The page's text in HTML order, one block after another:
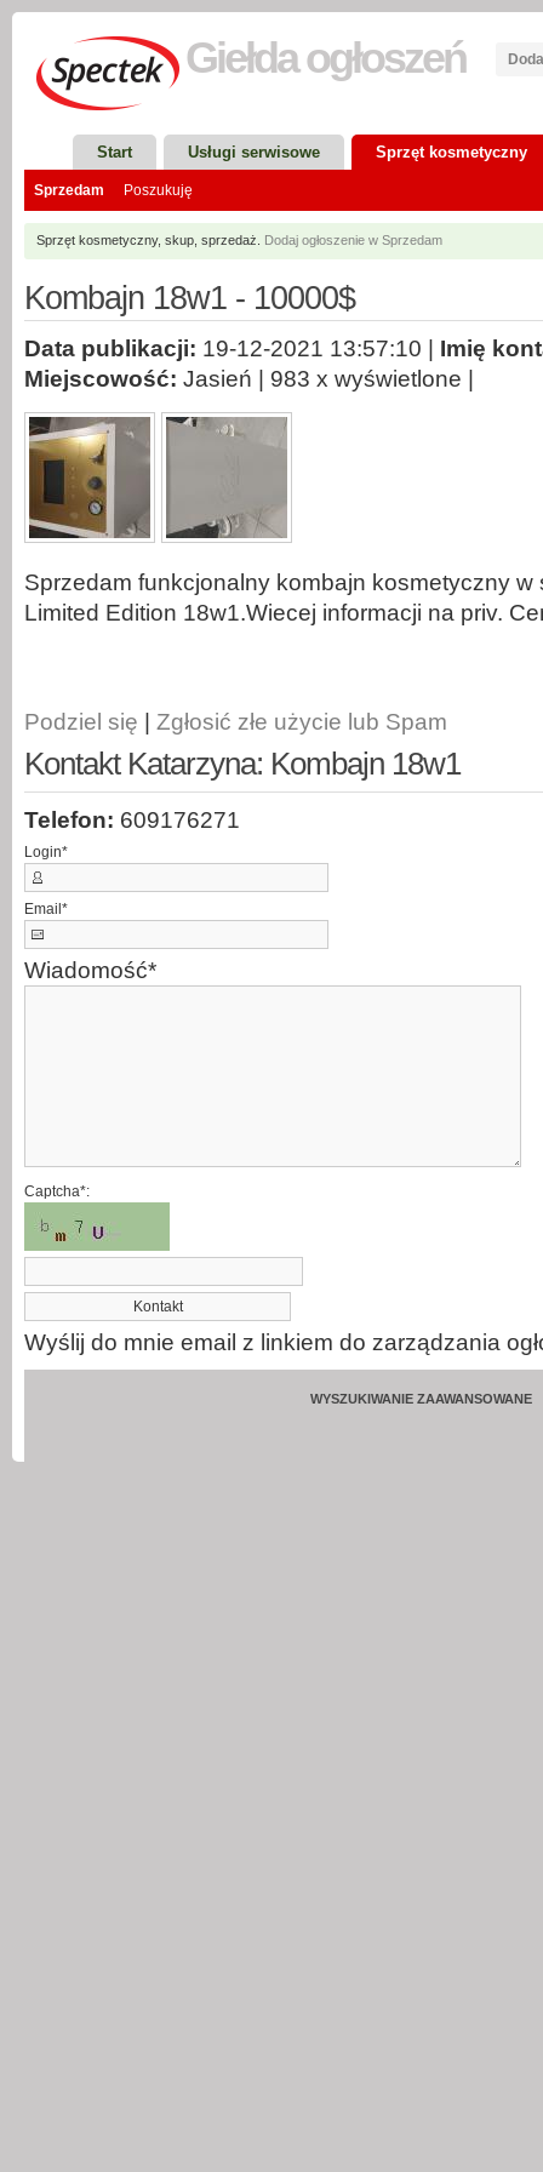
Giełdaogłoszeń
Start Usługi serwisowe Sprzęt kosmetyczny
Sprzedam Poszukuję
Sprzęt kosmetyczny, skup, sprzedaż. Dodaj ogłoszenie w Sprzedam
Kombajn 18w1 - 10000$
Data publikacji: 19-12-2021 13:57:10 | Imię
Miejscowość: Jasień | 983 x wyświetlone |
Sprzedam funkcjonalny kombajn kosmetyczny w
Limited Edition 18w1.Wiecej informacji na priv.
Podziel się Zgłosić złe użycie lub Spam
Kontakt Katarzyna: Kombajn 18w1
Telefon: 609176271
Login*
Email *
Wiadomość*
Captcha*:
Wyślij do mnie email z linkiem do zarządzania
WYSZUKIWANIE ZAAWANSOWANE